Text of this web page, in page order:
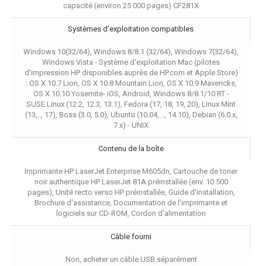
capacité (environ 25 000 pages) CF281X
Systèmes d'exploitation compatibles
Windows 10(32/64), Windows 8/8.1 (32/64), Windows 7(32/64),
Windows Vista - Système d'exploitation Mac (pilotes
d'impression HP disponibles auprès de HP.com et Apple Store)
: OS X 10.7 Lion, OS X 10.8 Mountain Lion, OS X 10.9 Mavericks,
OS X 10.10 Yosemite- iOS, Android, Windows 8/8.1/10 RT -
SUSE Linux (12.2, 12.3, 13.1), Fedora (17, 18, 19, 20), Linux Mint
(13,.., 17), Boss (3.0, 5.0), Ubuntu (10.04, .., 14.10), Debian (6.0.x,
7.x) - UNIX
Contenu de la boîte
Imprimante HP LaserJet Enterprise M605dn, Cartouche de toner
noir authentique HP LaserJet 81A préinstallée (env. 10 500
pages), Unité recto verso HP préinstallée, Guide d'installation,
Brochure d'assistance, Documentation de l'imprimante et
logiciels sur CD-ROM, Cordon d'alimentation
Câble fourni
Non, acheter un câble USB séparément